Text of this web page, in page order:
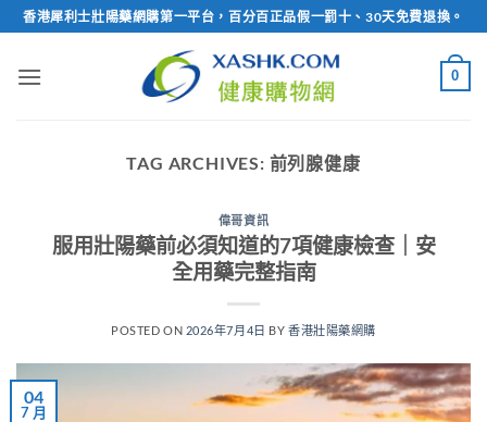
Skip
to
content
香港犀利士壯陽藥網購第一平台，百分百正品假一罰十、30天免費退換。
0
TAG ARCHIVES: 前列腺健康
偉哥資訊
服用壯陽藥前必須知道的7項健康檢查｜安
全用藥完整指南
POSTED ON 2026年7月4日 BY 香港壯陽藥網購
04
7 月